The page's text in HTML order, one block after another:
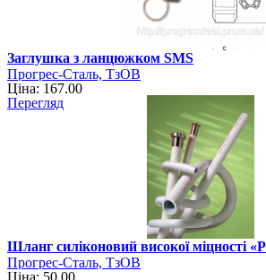
Заглушка з ланцюжком SMS
Прогрес-Сталь, ТзОВ
Ціна: 167.00
Перегляд
Шланг силіконовий високої міцності
Прогрес-Сталь, ТзОВ